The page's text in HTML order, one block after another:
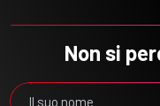
Non si